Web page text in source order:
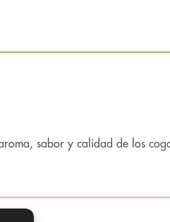
y especiadas dentro de
sabor y calidad de los